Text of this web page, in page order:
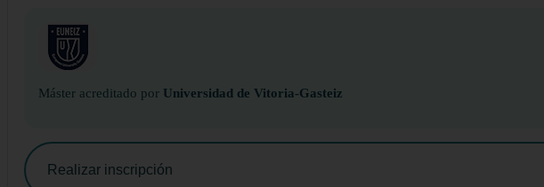
Máster acreditado por Universidad de Vitoria-Gasteiz
Realizar inscripción